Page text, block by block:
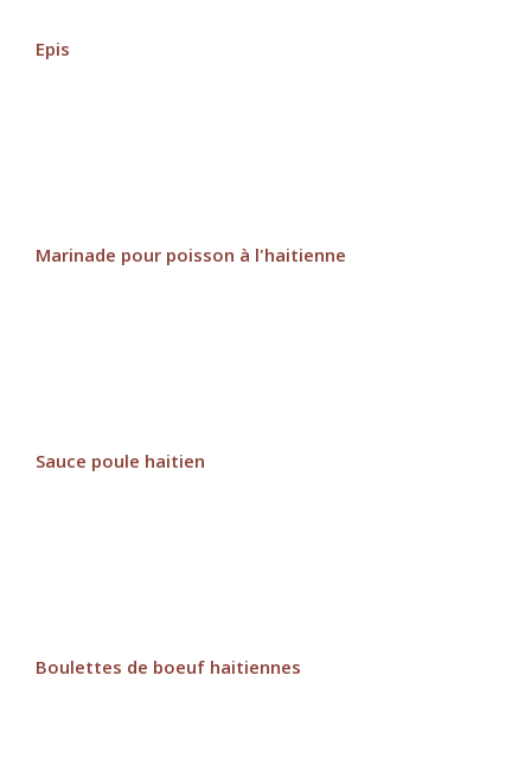
Epis
Marinade pour poisson à l'haitienne
Sauce poule haitien
Boulettes de boeuf haitiennes